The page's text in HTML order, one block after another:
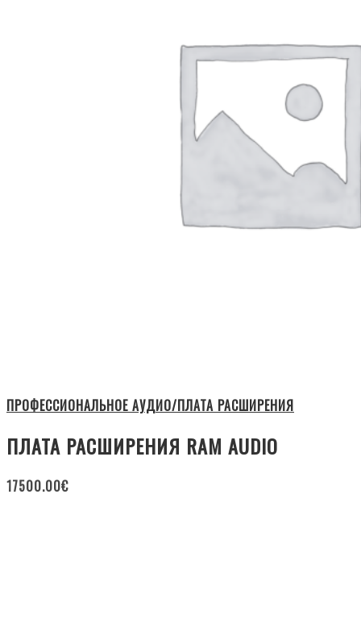
ПРОФЕССИОНАЛЬНОЕ АУДИО/ПЛАТА РАСШИРЕНИЯ
ПЛАТА РАСШИРЕНИЯ RAM AUDIO
17500.00€